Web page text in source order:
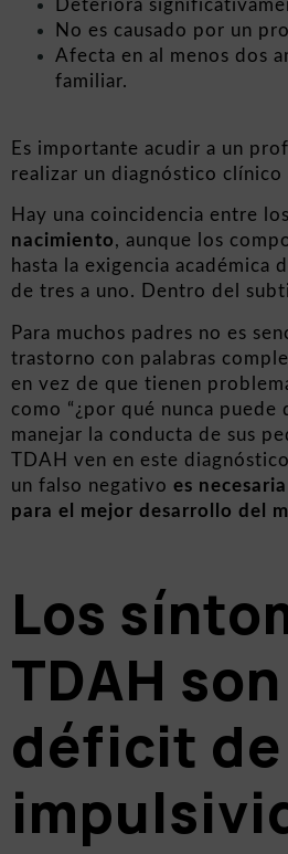
Deteriora
No es causado por un
Afecta en al menos dos
familiar.
Es importante acudir a un
realizar un diagnóstico
Hay una coincidencia entre
nacimiento, aunque los
hasta la exigencia académica
de tres a uno. Dentro del
Para muchos padres no es
trastorno con palabras
en vez de que tienen
como “¿por qué nunca
manejar la conducta de sus
TDAH ven en este
un falso negativo es
para el mejor desarrollo del
Los
TDAH
déficit